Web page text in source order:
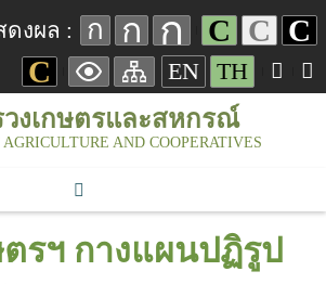
ดงผล : ก ก ก C C C
C
EN TH
วงเกษตรและสหกรณ์
AND COOPERATIVES
รฯ กางแผนปฏิรูป